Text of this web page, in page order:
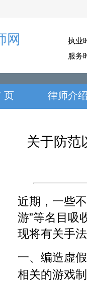
网
执业
服务
页 律师介
关于防范
近期，一些
游”等名目吸
现将有关手
一、编造虚假
相关的游戏